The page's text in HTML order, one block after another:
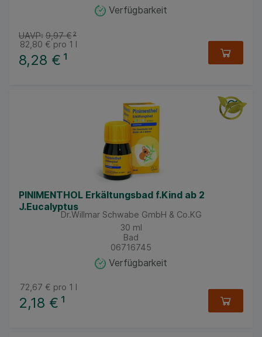
Verfügbarkeit
8,28 € ¹
UAVP: 9,97 €²
82,80 € pro 1 l
PINIMENTHOL Erkältungsbad f.Kind ab 2
J.Eucalyptus
Dr.Willmar Schwabe GmbH & Co.KG
30 ml
Bad
06716745
Verfügbarkeit
2,18 € ¹
72,67 € pro 1 l